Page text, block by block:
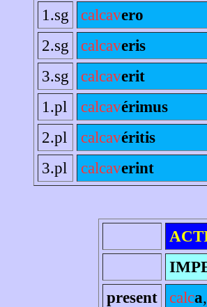
1.sg
calcavero
2.sg
calcaveris
3.sg
calcaverit
1.pl
calcavérimus
2.pl
calcavéritis
3.pl
calcaverint
present
calca,